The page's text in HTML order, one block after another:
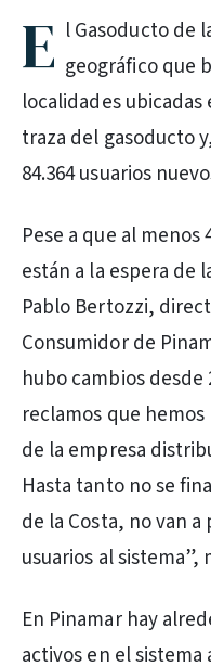
E l Gasoducto de
geográfico que
localidades
traza del gasoducto
84.364 usuarios
Pese a que al menos
están a la espera de
Pablo Bertozzi,
Consumidor de
hubo cambios desde
reclamos que
de la empresa
Hasta tanto no se
de la Costa, no van
usuarios al sistema”,
En Pinamar hay
activos en el sistema